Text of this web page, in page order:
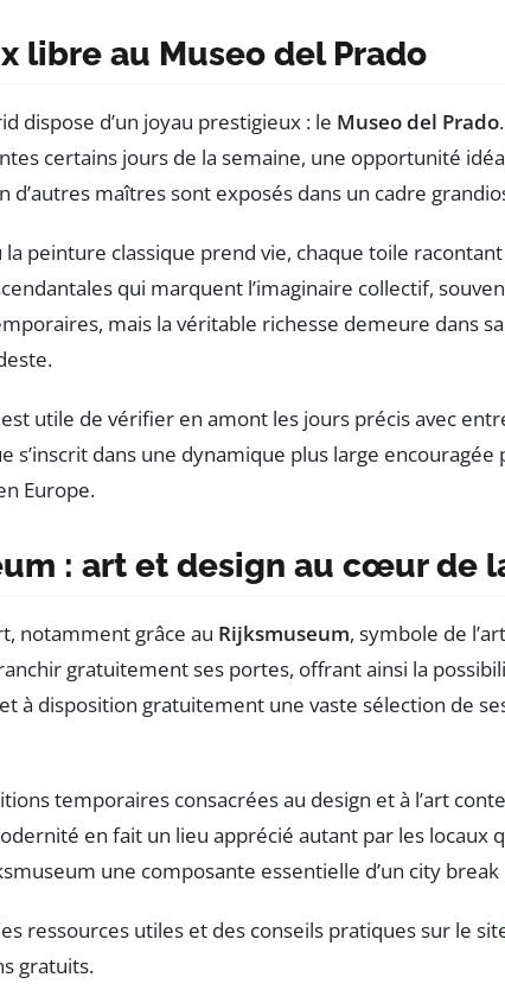
libre au Museo del Prado
dispose d’un joyau prestigieux : le Museo del Prado
certains jours de la semaine, une opportunité
d’autres maîtres sont exposés dans un cadre
peinture classique prend vie, chaque toile
qui marquent l’imaginaire collectif,
mais la véritable richesse demeure dans
utile de vérifier en amont les jours précis avec
dans une dynamique plus large encouragée
Europe.
: art et design au cœur de
notamment grâce au Rijksmuseum, symbole de
gratuitement ses portes, offrant ainsi la
à disposition gratuitement une vaste sélection de
temporaires consacrées au design et à l’art
en fait un lieu apprécié autant par les locaux
une composante essentielle d’un city
ressources utiles et des conseils pratiques sur le
gratuits.